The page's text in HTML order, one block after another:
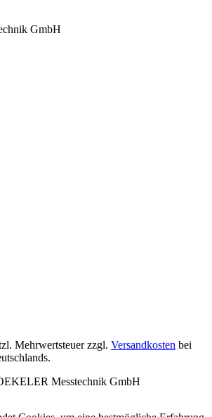
GmbH
Mehrwertsteuer zzgl. Versandkosten bei
Messtechnik GmbH